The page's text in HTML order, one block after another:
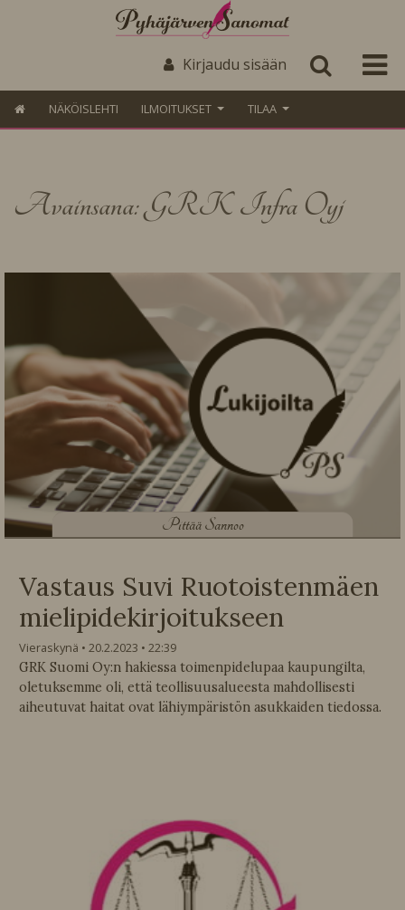
Kirjaudu sisään
NÄKÖISLEHTI ILMOITUKSET TILAA
Avainsana: GRK Infra Oyj
Pittää Sannoo
Vastaus Suvi Ruotoistenmäen
mielipidekirjoitukseen
Vieraskynä 20.2.2023
22:39
GRK Suomi Oy:n hakiessa toimenpidelupaa kaupungilta,
oletuksemme oli, että teollisuusalueesta mahdollisesti
aiheutuvat haitat ovat lähiympäristön asukkaiden tiedossa.